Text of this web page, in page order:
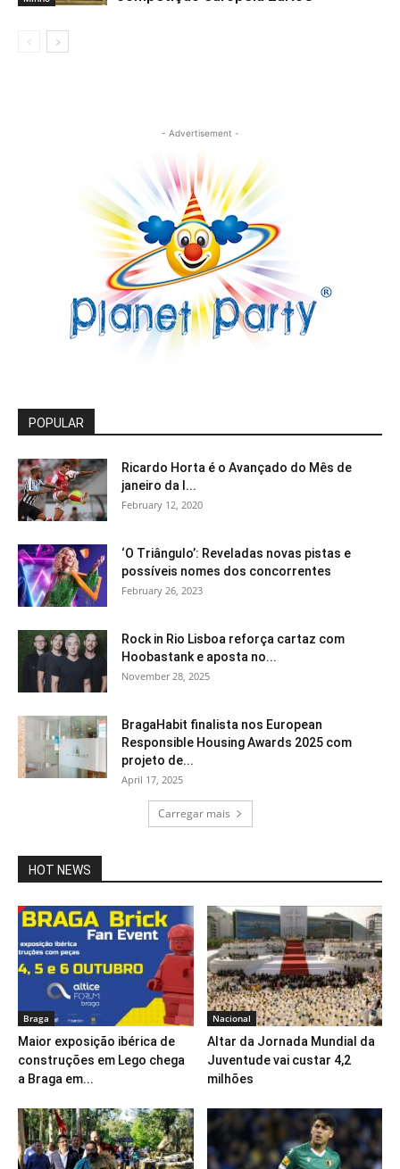
- Advertisement -
POPULAR
Ricardo Horta é o Avançado do Mês de
janeiro da I...
February 12, 2020
‘O Triângulo’: Reveladas novas pistas e
possíveis nomes dos concorrentes
February 26, 2023
Rock in Rio Lisboa reforça cartaz com
Hoobastank e aposta no...
November 28, 2025
BragaHabit finalista nos European
Responsible Housing Awards 2025 com
projeto de...
April 17, 2025
Carregar mais
HOT NEWS
Braga
Maior exposição ibérica de
construções em Lego chega
a Braga em...
Nacional
Altar da Jornada Mundial da
Juventude vai custar 4,2
milhões